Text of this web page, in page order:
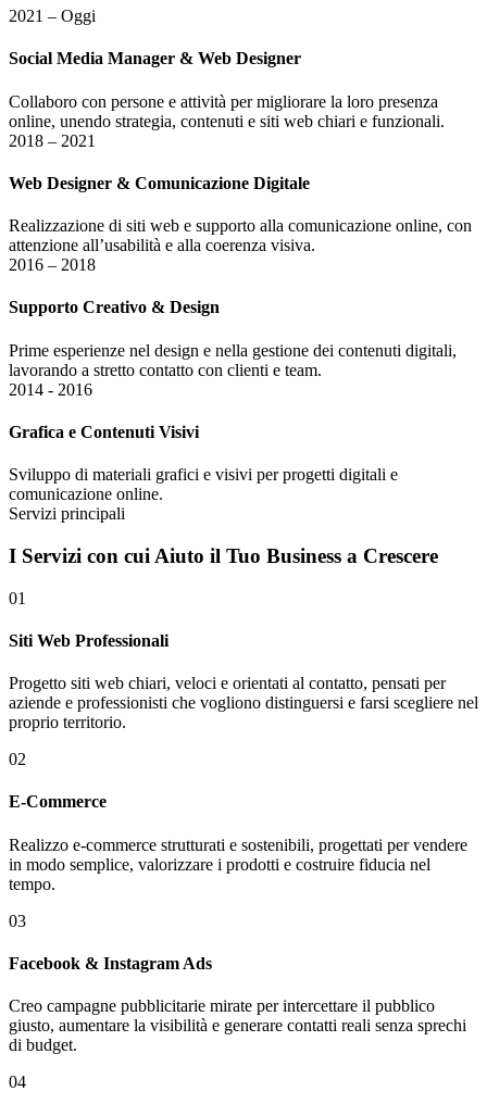
2021 – Oggi
Social Media Manager & Web Designer
Collaboro con persone e attività per migliorare la loro presenza
online, unendo strategia, contenuti e siti web chiari e funzionali.
2018 – 2021
Web Designer & Comunicazione Digitale
Realizzazione di siti web e supporto alla comunicazione online, con
attenzione all’usabilità e alla coerenza visiva.
2016 – 2018
Supporto Creativo & Design
Prime esperienze nel design e nella gestione dei contenuti digitali,
lavorando a stretto contatto con clienti e team.
2014 - 2016
Grafica e Contenuti Visivi
Sviluppo di materiali grafici e visivi per progetti digitali e
comunicazione online.
Servizi principali
I Servizi con cui Aiuto il Tuo Business a Crescere
01
Siti Web Professionali
Progetto siti web chiari, veloci e orientati al contatto, pensati per
aziende e professionisti che vogliono distinguersi e farsi scegliere nel
proprio territorio.
02
E-Commerce
Realizzo e-commerce strutturati e sostenibili, progettati per vendere
in modo semplice, valorizzare i prodotti e costruire fiducia nel
tempo.
03
Facebook & Instagram Ads
Creo campagne pubblicitarie mirate per intercettare il pubblico
giusto, aumentare la visibilità e generare contatti reali senza sprechi
di budget.
04